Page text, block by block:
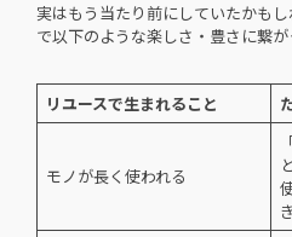
実はもう当たり前にしていたかも
で以下のような楽しさ・豊さに繋が
リユースで生まれること
モノが長く使われる